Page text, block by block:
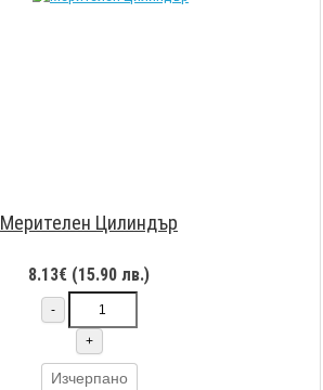
Мерителен Цилиндър
8.13€ (15.90 лв.)
-
+
Изчерпано